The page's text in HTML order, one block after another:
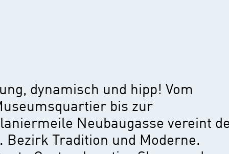
dynamisch und hipp! Vom
bis zur
Neubaugasse vereint
Bezirk Tradition und Moderne.